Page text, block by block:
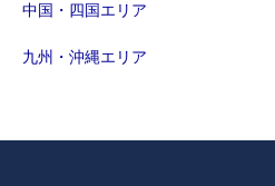
中国・四国エリア
九州・沖縄エリア